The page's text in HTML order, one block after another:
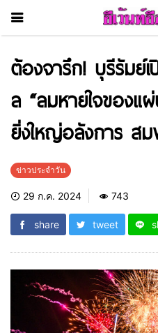
ต้องจารึก! บุรีรัมย์
ล “ลมหายใจของแ
ยิ่งใหญ่อลังการ สม
ข่าวประจำวัน
29 ก.ค. 2024 743
share tweet